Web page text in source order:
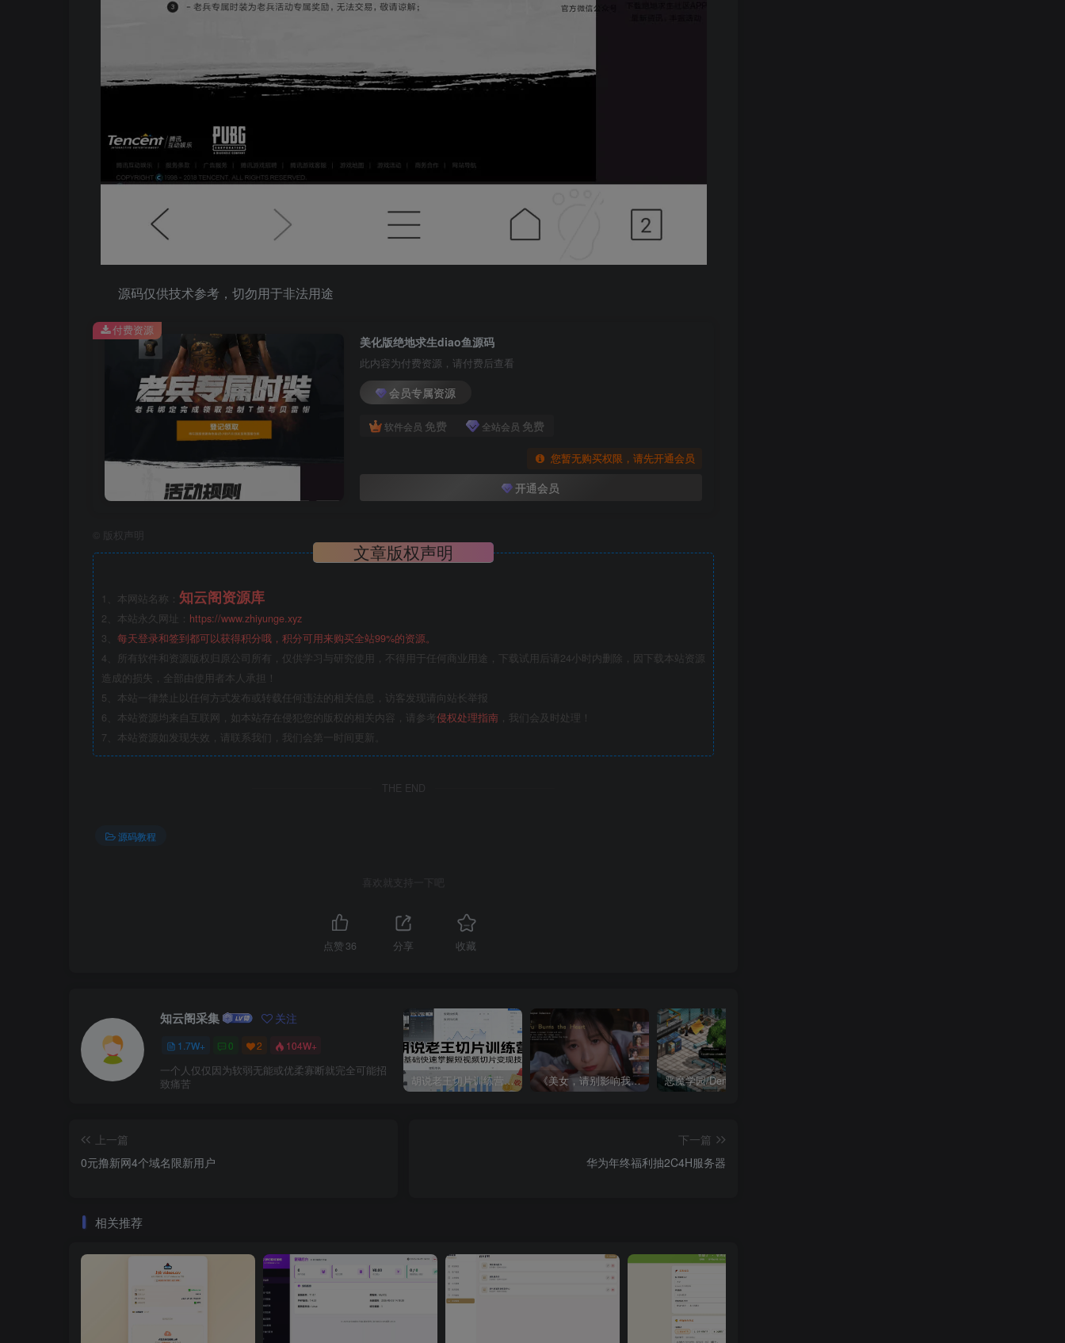
源码仅供技术参考，切勿用于非法用途
美化版绝地求生diao鱼源码
此内容为付费资源，请付费后查看
会员专属资源
软件会员 免费 全站会员 免费
您暂无购买权限，请先开通会员
开通会员
付费资源
版权声明
文章版权声明
1、本网站名称： 知云阁资源库
2、本站永久网址： https://www.zhiyunge.xyz
3、 每天登录和签到都可以获得积分哦，积分可用来购买全站99%的资源。
4、所有软件和资源版权归原公司所有，仅供学习与研究使用，不得用于任何商业用途，下载试用后请24小时内删除，因下载本站资源
造成的损失，全部由使用者本人承担！
5、本站一律禁止以任何方式发布或转载任何违法的相关信息，访客发现请向站长举报
6、本站资源均来自互联网，如本站存在侵犯您的版权的相关内容，请参考侵权处理指南 ，我们会及时处理！
7、本站资源如发现失效，请联系我们，我们会第一时间更新。
THE END
源码教程
喜欢就支持一下吧
点赞 36 分享 收藏
知云阁采集 关注
1.7W+ 0 2 104W+
一个人仅仅因为软弱无能或优柔寡断就完全可能招
致痛苦
胡说老王切片训练营，零基础快速掌握短视频切片变现技巧 《美女，请别影响我成仙全球版》中文版
上一篇
0元撸新网4个域名限新用户
下一篇
华为年终福利抽2C4H服务器
相关推荐